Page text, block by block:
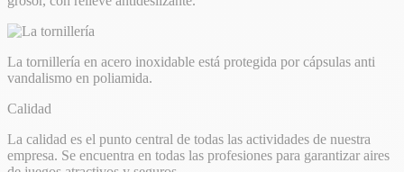
La tornillería en acero inoxidable está protegida por cápsulas anti
vandalismo en poliamida.
Calidad
La calidad es el punto central de todas las actividades de nuestra
empresa. Se encuentra en todas las profesiones para garantizar aires